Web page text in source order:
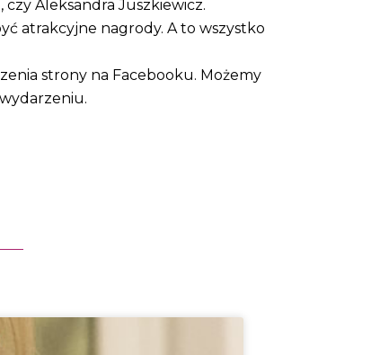
czy Aleksandra Juszkiewicz.
atrakcyjne nagrody. A to wszystko
strony na Facebooku. Możemy